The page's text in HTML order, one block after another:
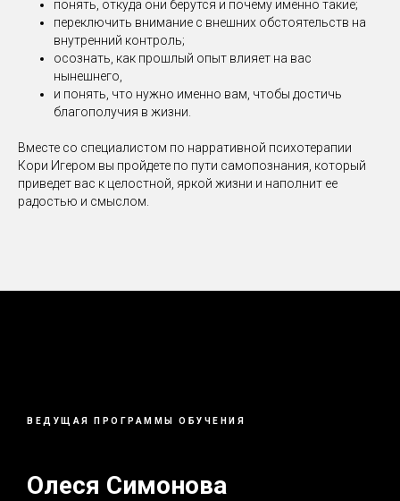
понять, откуда они берутся и почему именно такие;
переключить внимание с внешних обстоятельств на
внутренний контроль;
осознать, как прошлый опыт влияет на вас
нынешнего,
и понять, что нужно именно вам, чтобы достичь
благополучия в жизни.
Вместе со специалистом по нарративной психотерапии
Кори Игером вы пройдете по пути самопознания, который
приведет вас к целостной, яркой жизни и наполнит ее
радостью и смыслом.
ВЕДУЩАЯ ПРОГРАММЫ ОБУЧЕНИЯ
Олеся Симонова